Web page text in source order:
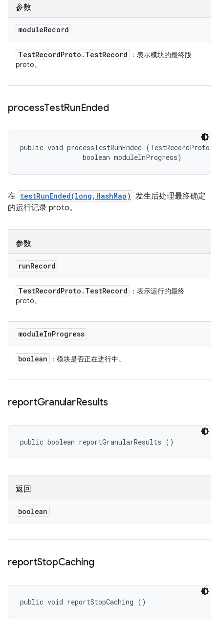
参数
moduleRecord
TestRecordProto . TestRecord
：表示模块的最终版
proto。
processTestRunEnded
public void processTestRunEnded
                boolean moduleInProgress)
在 testRunEnded(long,HashMap) 发生后处理最终确定
的运行记录 proto。
参数
runRecord
TestRecordProto . TestRecord
：表示运行的最终
proto。
moduleInProgress
boolean ：模块是否正在进行中。
reportGranularResults
public boolean reportGranularResults ()
返回
boolean
reportStopCaching
public void reportStopCaching ()